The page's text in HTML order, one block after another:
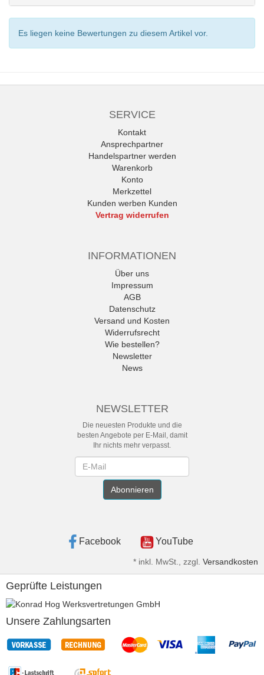
Es liegen keine Bewertungen zu diesem Artikel vor.
SERVICE
Kontakt
Ansprechpartner
Handelspartner werden
Warenkorb
Konto
Merkzettel
Kunden werben Kunden
Vertrag widerrufen
INFORMATIONEN
Über uns
Impressum
AGB
Datenschutz
Versand und Kosten
Widerrufsrecht
Wie bestellen?
Newsletter
News
NEWSLETTER
Die neuesten Produkte und die
besten Angebote per E-Mail, damit
Ihr nichts mehr verpasst.
Abonnieren
Facebook YouTube
* inkl. MwSt., zzgl. Versandkosten
Geprüfte Leistungen
Unsere Zahlungsarten